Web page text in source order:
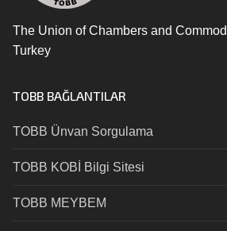
The Union of Chambers and
Turkey
TOBB BAĞLANTILAR
TOBB Ünvan Sorgulama
TOBB KOBİ Bilgi Sitesi
TOBB MEYBEM